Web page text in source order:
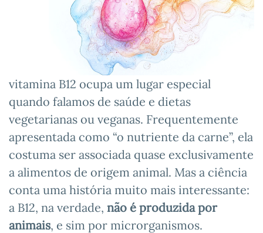
vitamina B12 ocupa um lugar especial
quando falamos de saúde e dietas
vegetarianas ou veganas. Frequentemente
apresentada como “o nutriente da carne”, ela
costuma ser associada quase exclusivamente
a alimentos de origem animal. Mas a ciência
conta uma história muito mais interessante:
a B12, na verdade, não é produzida por
animais, e sim por microrganismos.